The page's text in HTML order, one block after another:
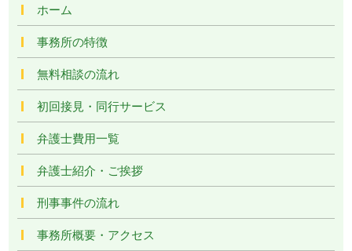
ホーム
事務所の特徴
無料相談の流れ
初回接見・同行サービス
弁護士費用一覧
弁護士紹介・ご挨拶
刑事事件の流れ
事務所概要・アクセス